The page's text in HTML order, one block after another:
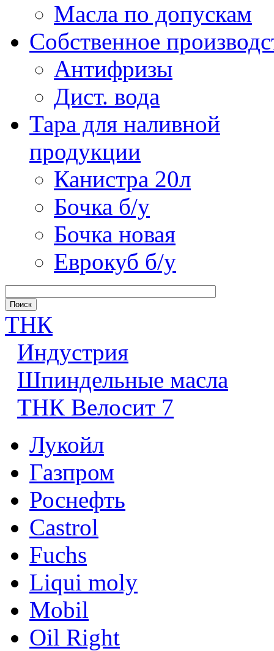
Масла по допускам
Собственное
Антифризы
Дист. вода
Тара для наливной
продукции
Канистра 20л
Бочка б/у
Бочка новая
Еврокуб б/у
ТНК
Индустрия
Шпиндельные масла
ТНК Велосит 7
Лукойл
Газпром
Роснефть
Castrol
Fuchs
Liqui moly
Mobil
Oil Right